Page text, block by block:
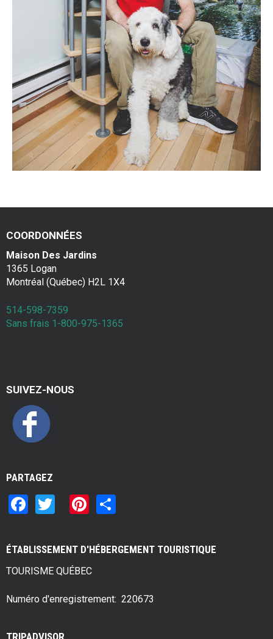
COORDONNÉES
Maison Des Jardins
1365 Logan
Montréal (Québec) H2L 1X4
514-598-7359
Sans frais 1-800-975-1365
SUIVEZ-NOUS
PARTAGEZ
F
a
ce
b
o
o
wi
tt
er
Pi
nt
er
es
t
ar
e
ÉTABLISSEMENT D'HÉBERGEMENT TOURISTIQUE
TOURISME QUÉBEC
Numéro d'enregistrement: 220673
TRIPADVISOR